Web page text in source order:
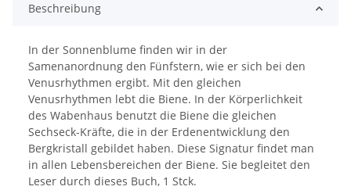
Beschreibung
In der Sonnenblume finden wir in der
Samenanordnung den Fünfstern, wie er sich bei den
Venusrhythmen ergibt. Mit den gleichen
Venusrhythmen lebt die Biene. In der Körperlichkeit
des Wabenhaus benutzt die Biene die gleichen
Sechseck-Kräfte, die in der Erdenentwicklung den
Bergkristall gebildet haben. Diese Signatur findet man
in allen Lebensbereichen der Biene. Sie begleitet den
Leser durch dieses Buch, 1 Stck.